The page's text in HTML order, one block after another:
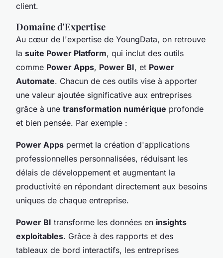
client.
Domaine d'Expertise
Au cœur de l'expertise de YoungData, on retrouve
la suite Power Platform, qui inclut des outils
comme Power Apps, Power BI, et Power
Automate. Chacun de ces outils vise à apporter
une valeur ajoutée significative aux entreprises
grâce à une transformation numérique profonde
et bien pensée. Par exemple :
Power Apps permet la création d'applications
professionnelles personnalisées, réduisant les
délais de développement et augmentant la
productivité en répondant directement aux besoins
uniques de chaque entreprise.
Power BI transforme les données en insights
exploitables. Grâce à des rapports et des
tableaux de bord interactifs, les entreprises